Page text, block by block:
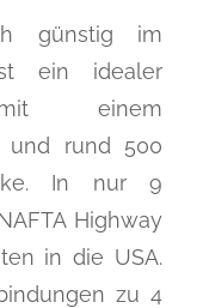
günstig im
ein idealer
mit einem
und rund 500
In nur 9
Highway
in die USA.
zu 4